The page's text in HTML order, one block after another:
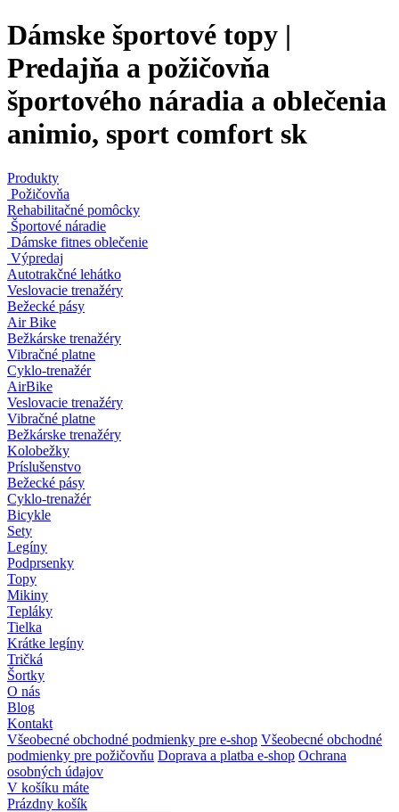
Dámske športové topy |
Predajňa a požičovňa
športového náradia a oblečenia
animio, sport comfort sk
Produkty
Požičovňa
Rehabilitačné pomôcky
Športové náradie
Dámske fitnes oblečenie
Výpredaj
Autotrakčné lehátko
Veslovacie trenažéry
Bežecké pásy
Air Bike
Bežkárske trenažéry
Vibračné platne
Cyklo-trenažér
AirBike
Veslovacie trenažéry
Vibračné platne
Bežkárske trenažéry
Kolobežky
Príslušenstvo
Bežecké pásy
Cyklo-trenažér
Bicykle
Sety
Legíny
Podprsenky
Topy
Mikiny
Tepláky
Tielka
Krátke legíny
Tričká
Šortky
O nás
Blog
Kontakt
Všeobecné obchodné podmienky pre e-shop Všeobecné obchodné
podmienky pre požičovňu Doprava a platba e-shop Ochrana
osobných údajov
V košíku máte
Prázdny košík